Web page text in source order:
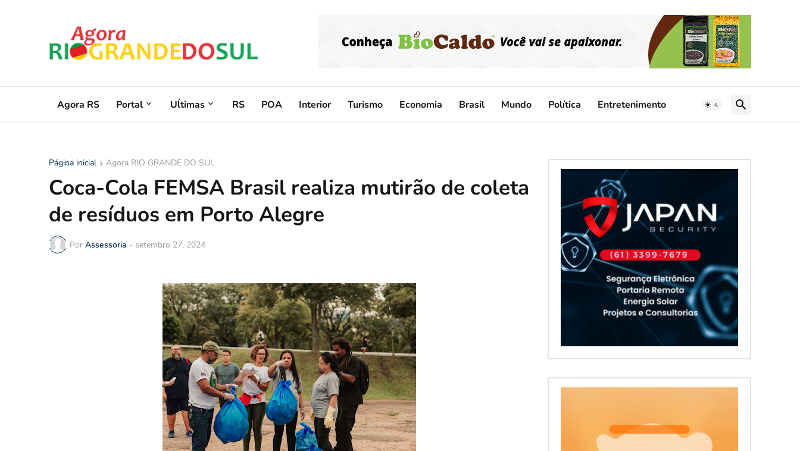
Agora RS Portal Uĺtimas RS POA Interior Turismo Economia Brasil Mundo Política Entretenimento
Página inicial Agora RIO GRANDE DO SUL
Coca-Cola FEMSA Brasil realiza mutirão de coleta
de resíduos em Porto Alegre
Por Assessoria - setembro 27, 2024